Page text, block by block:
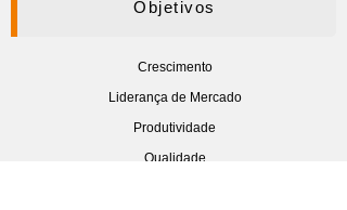
Objetivos
Crescimento
Liderança de Mercado
Produtividade
Qualidade